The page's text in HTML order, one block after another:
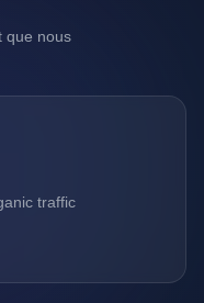
que nous
traffic